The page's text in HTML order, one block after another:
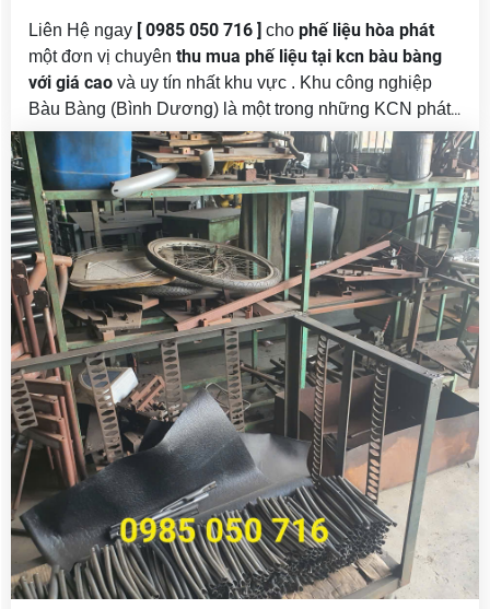
Liên Hệ ngay [ 0985 050 716 ] cho phế liệu hòa phát
một đơn vị chuyên thu mua phế liệu tại kcn bàu bàng
với giá cao và uy tín nhất khu vực . Khu công nghiệp
Bàu Bàng (Bình Dương) là một trong những KCN phát
triển nhanh, tập trung nhiều nhà máy sản xuất, xưởng
cơ khí, doanh nghiệp FDI và khu công nghiệp phụ trợ.
Cùng với sự phát triển đó, nhu cầuthu mua phế liệu
KCN Bàu Bàngngày càng tăng cao, bao gồm phế liệu
sắt thép, đồng, nhôm, inox, dây điện, cáp đồng và máy
móc cũ thanh lý .